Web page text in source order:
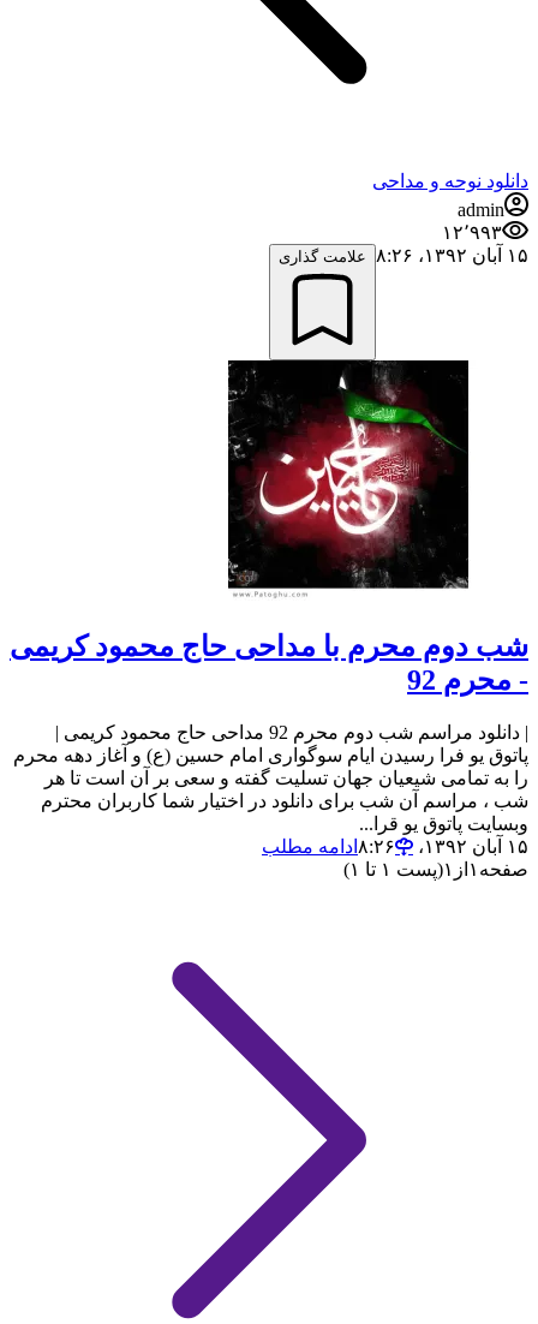
دانلود نوحه و مداحی
admin
۱۲٬۹۹۳
۱۵ آبان ۱۳۹۲،‏ ۸:۲۶
علامت گذاری
شب دوم محرم با مداحی حاج محمود کریمی
- محرم 92
| دانلود مراسم شب دوم محرم 92 مداحی حاج محمود کریمی |
پاتوق یو فرا رسیدن ایام سوگواری امام حسین (ع) و آغاز دهه محرم
را به تمامی شیعیان جهان تسلیت گفته و سعی بر آن است تا هر
شب ، مراسم آن شب برای دانلود در اختیار شما کاربران محترم
وبسایت پاتوق یو قرا...
۱۵ آبان ۱۳۹۲،‏ ۸:۲۶
ادامه مطلب
صفحه ۱ از ۱(پست ۱ تا ۱)